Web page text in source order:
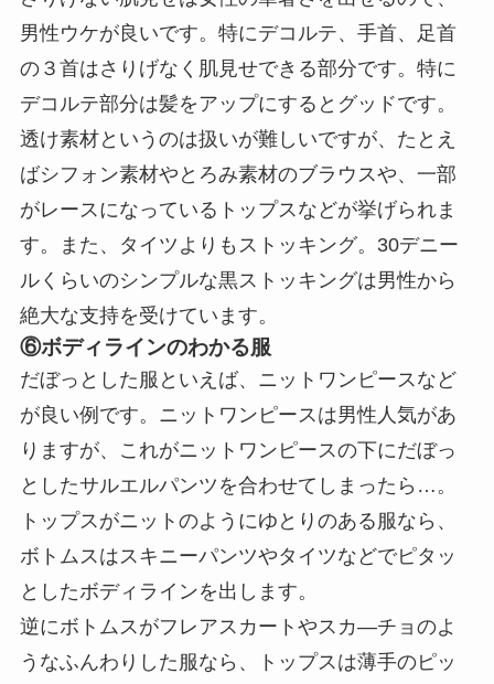
男性ウケが良いです。特にデコルテ、手首、足首
の３首はさりげなく肌見せできる部分です。特に
デコルテ部分は髪をアップにするとグッドです。
透け素材というのは扱いが難しいですが、たとえ
ばシフォン素材やとろみ素材のブラウスや、一部
がレースになっているトップスなどが挙げられま
す。また、タイツよりもストッキング。30デニー
ルくらいのシンプルな黒ストッキングは男性から
絶大な支持を受けています。
⑥ボディラインのわかる服
だぼっとした服といえば、ニットワンピースなど
が良い例です。ニットワンピースは男性人気があ
りますが、これがニットワンピースの下にだぼっ
としたサルエルパンツを合わせてしまったら…。
トップスがニットのようにゆとりのある服なら、
ボトムスはスキニーパンツやタイツなどでピタッ
としたボディラインを出します。
逆にボトムスがフレアスカートやスカ―チョのよ
うなふんわりした服なら、トップスは薄手のピッ